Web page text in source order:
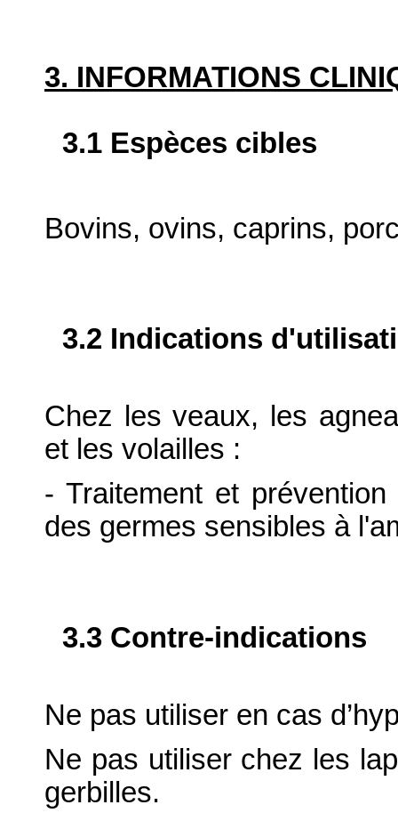
3. INFORMATIONS
3.1 Espèces cibles
Bovins, ovins, caprins,
3.2 Indications
Chez les veaux, les
et les volailles :
- Traitement et
des germes sensibles à
3.3 Contre-indications
Ne pas utiliser en cas
Ne pas utiliser chez les
gerbilles.